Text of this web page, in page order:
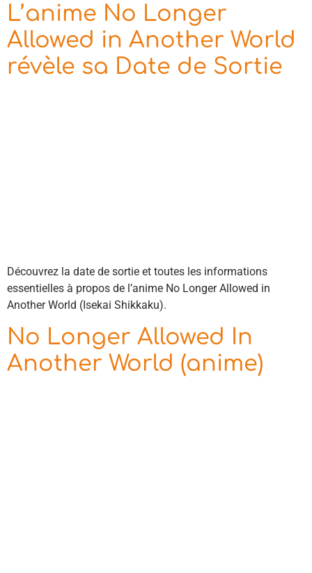
L’anime No Longer
Allowed in Another World
révèle sa Date de Sortie
Découvrez la date de sortie et toutes les informations
essentielles à propos de l’anime No Longer Allowed in
Another World (Isekai Shikkaku).
No Longer Allowed In
Another World (anime)